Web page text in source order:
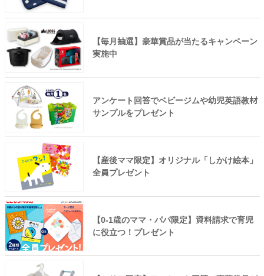
【毎月抽選】豪華賞品が当たるキャンペーン
実施中
アンケート回答でベビージムや幼児英語教材
サンプルをプレゼント
【産後ママ限定】オリジナル「しかけ絵本」
全員プレゼント
【0-1歳のママ・パパ限定】資料請求で育児
に役立つ！プレゼント